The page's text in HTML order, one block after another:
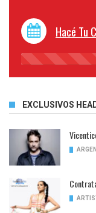
Hacé Tu
EXCLUSIVOS